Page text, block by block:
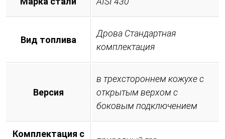
Вид топлива
Дрова Стандартная
комплектация
Версия
в трехстороннем кожухе с
открытым верхом с
боковым подключением
Комплектация с